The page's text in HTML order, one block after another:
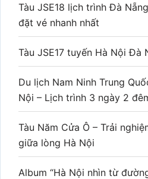
Tàu JSE18 lịch trình Đà
đặt vé nhanh nhất
Tàu JSE17 tuyến Hà Nội Đà
Du lịch Nam Ninh Trung
Nội – Lịch trình 3 ngày 2
Tàu Năm Cửa Ô – Trải
giữa lòng Hà Nội
Album “Hà Nội nhìn từ